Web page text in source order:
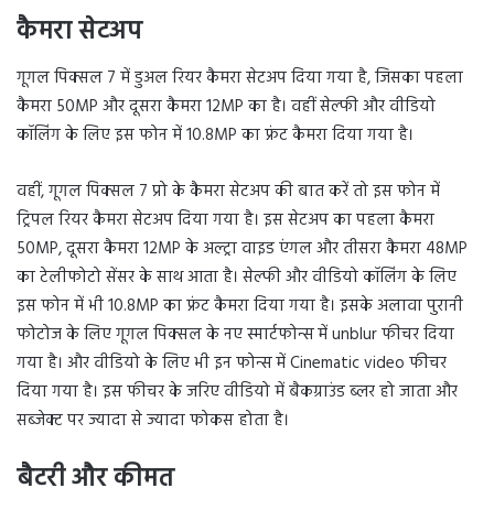
कैमरा सेटअप
गूगल पिक्सल 7 में डुअल रियर कैमरा सेटअप दिया गया है, जिसका पहला
कैमरा 50MP और दूसरा कैमरा 12MP का है। वहीं सेल्फी और वीडियो
कॉलिंग के लिए इस फोन में 10.8MP का फ्रंट कैमरा दिया गया है।
वहीं, गूगल पिक्सल 7 प्रो के कैमरा सेटअप की बात करें तो इस फोन में
ट्रिपल रियर कैमरा सेटअप दिया गया है। इस सेटअप का पहला कैमरा
50MP, दूसरा कैमरा 12MP के अल्ट्रा वाइड एंगल और तीसरा कैमरा 48MP
का टेलीफोटो सेंसर के साथ आता है। सेल्फी और वीडियो कॉलिंग के लिए
इस फोन में भी 10.8MP का फ्रंट कैमरा दिया गया है। इसके अलावा पुरानी
फोटोज के लिए गूगल पिक्सल के नए स्मार्टफोन्स में unblur फीचर दिया
गया है। और वीडियो के लिए भी इन फोन्स में Cinematic video फीचर
दिया गया है। इस फीचर के जरिए वीडियो में बैकग्राउंड ब्लर हो जाता और
सब्जेक्ट पर ज्यादा से ज्यादा फोकस होता है।
बैटरी और कीमत